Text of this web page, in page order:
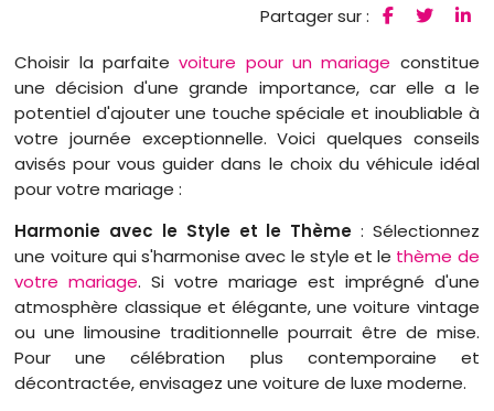
Partager sur :
Choisir la parfaitevoiture pour un mariage constitue
une décision d'une grande importance, car elle a le
potentiel d'ajouter une touche spéciale et inoubliable à
votre journée exceptionnelle. Voici quelques conseils
avisés pour vous guider dans le choix du véhicule idéal
pour votre mariage :
Harmonie avec le Style et le Thème : Sélectionnez
une voiture qui s'harmonise avec le style et le thème de
votre mariage. Si votre mariage est imprégné d'une
atmosphère classique et élégante, une voiture vintage
ou une limousine traditionnelle pourrait être de mise.
Pour une célébration plus contemporaine et
décontractée, envisagez une voiture de luxe moderne.